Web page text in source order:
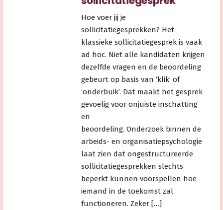
Hoe voer jij je
sollicitatiegesprekken? Het
klassieke sollicitatiegesprek is vaak
ad hoc. Niet alle kandidaten krijgen
dezelfde vragen en de beoordeling
gebeurt op basis van ‘klik’ of
‘onderbuik’. Dat maakt het gesprek
gevoelig voor onjuiste inschatting
en
beoordeling. Onderzoek binnen de
arbeids- en organisatiepsychologie
laat zien dat ongestructureerde
sollicitatiegesprekken slechts
beperkt kunnen voorspellen hoe
iemand in de toekomst zal
functioneren. Zeker […]